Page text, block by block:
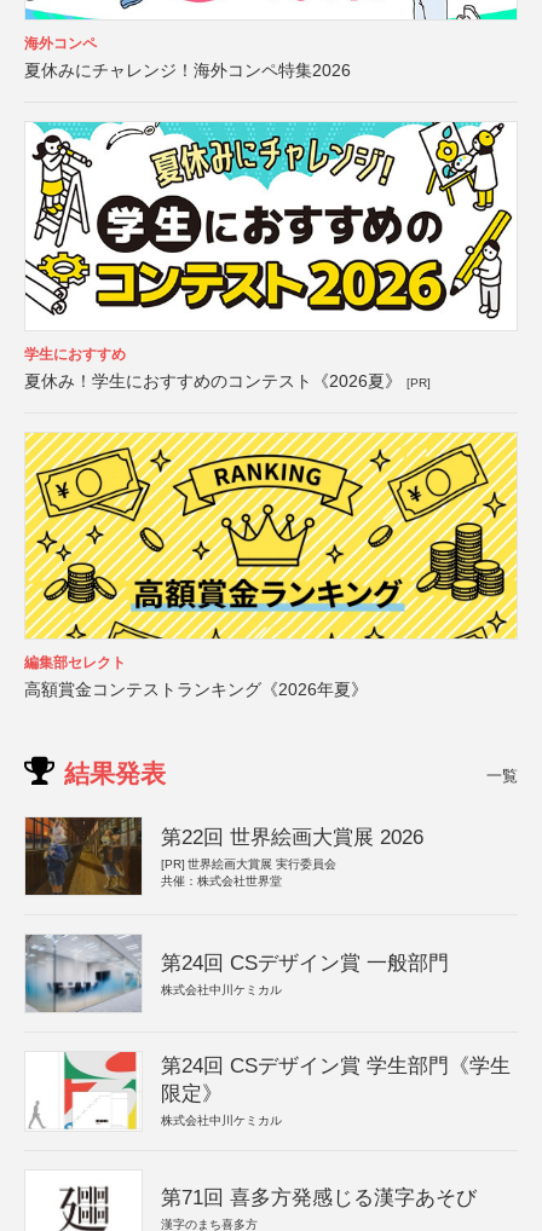
海外コンペ
夏休みにチャレンジ！海外コンペ特集2026
学生におすすめ
夏休み！学生におすすめのコンテスト《2026夏》 [PR]
編集部セレクト
高額賞金コンテストランキング《2026年夏》
結果発表 一覧
第22回 世界絵画大賞展 2026
[PR] 世界絵画大賞展 実行委員会
共催：株式会社世界堂
第24回 CSデザイン賞 一般部門
株式会社中川ケミカル
第24回 CSデザイン賞 学生部門《学生
限定》
株式会社中川ケミカル
第71回 喜多方発感じる漢字あそび
漢字のまち喜多方